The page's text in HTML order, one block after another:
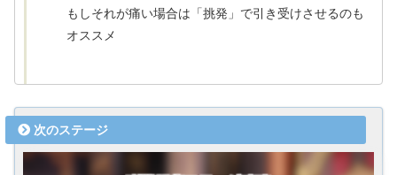
もしそれが痛い場合は「挑発」で引き受けさせるのも
オススメ